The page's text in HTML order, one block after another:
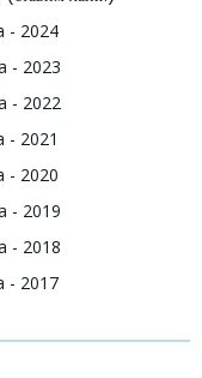
- 2024
- 2023
- 2022
- 2021
- 2020
- 2019
- 2018
- 2017